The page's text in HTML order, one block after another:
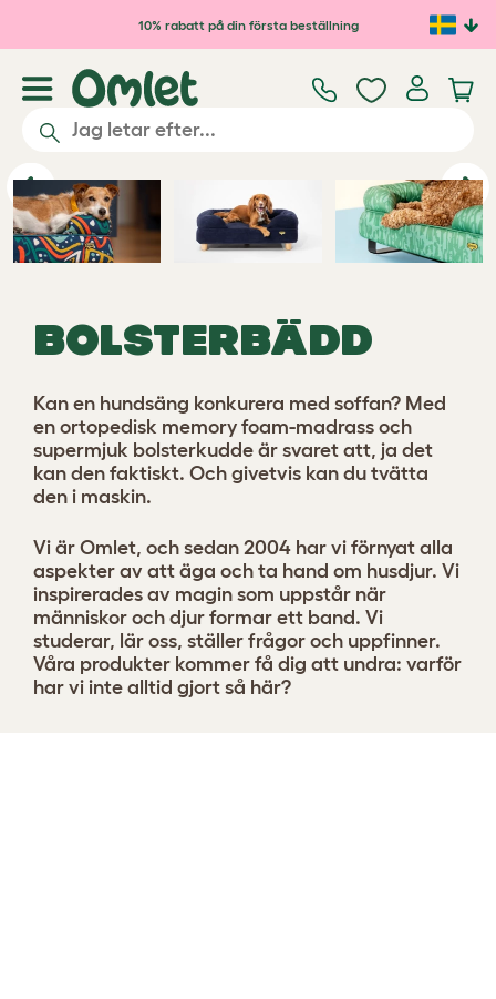
Hoppa till huvudinnehåll
10% rabatt på din första beställning
Previous
BOLSTERBÄDD
Kan en hundsäng konkurera med soffan? Med
en ortopedisk memory foam-madrass och
supermjuk bolsterkudde är svaret att, ja det
kan den faktiskt. Och givetvis kan du tvätta
den i maskin.
Vi är Omlet, och sedan 2004 har vi förnyat alla
aspekter av att äga och ta hand om husdjur. Vi
inspirerades av magin som uppstår när
människor och djur formar ett band. Vi
studerar, lär oss, ställer frågor och uppfinner.
Våra produkter kommer få dig att undra: varför
har vi inte alltid gjort så här?